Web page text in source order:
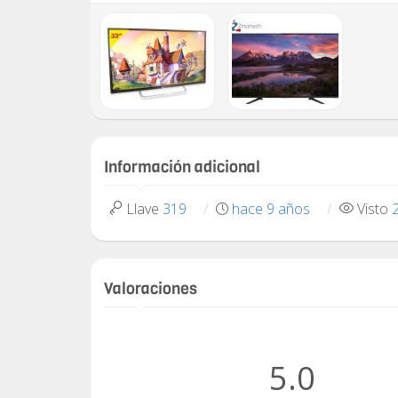
Información adicional
Llave 319 hace 9 años Visto
Valoraciones
5.0